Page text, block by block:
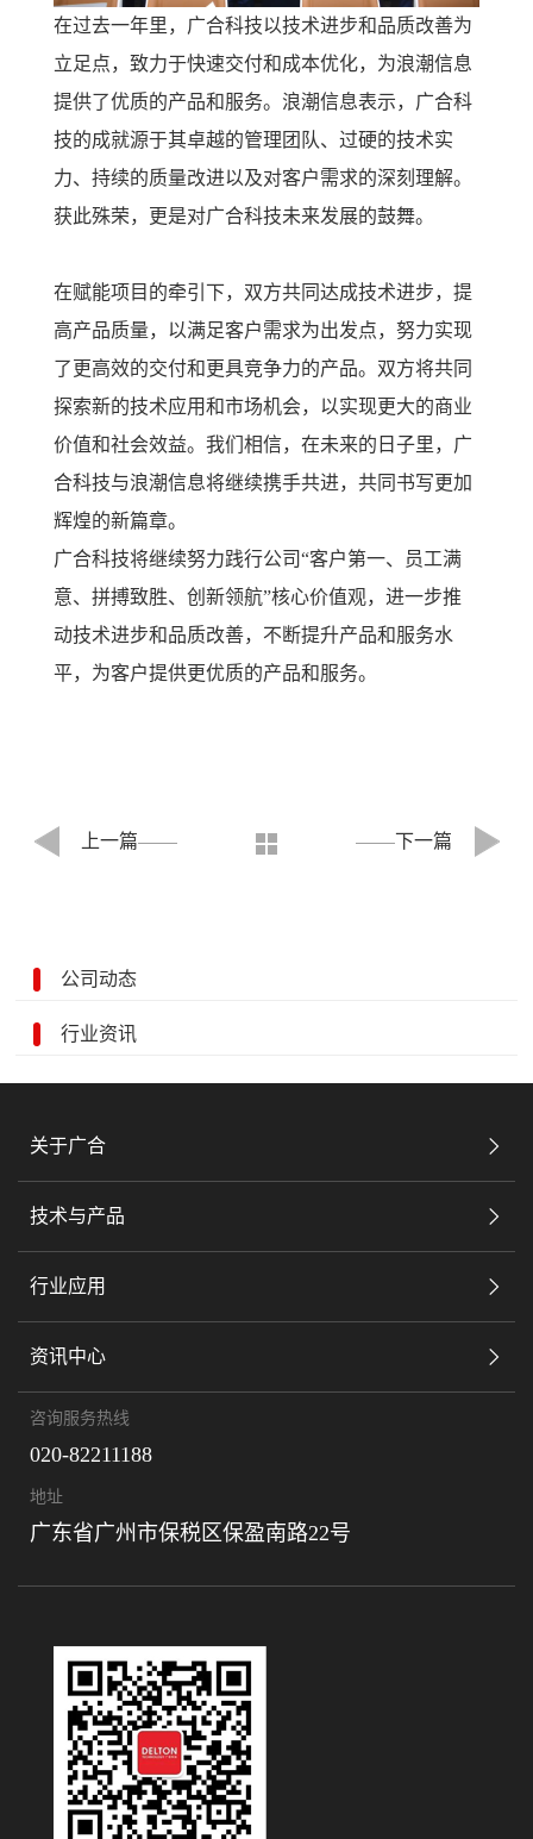
在过去一年里，广合科技以技术进步和品质改善为
立足点，致力于快速交付和成本优化，为浪潮信息
提供了优质的产品和服务。浪潮信息表示，广合科
技的成就源于其卓越的管理团队、过硬的技术实
力、持续的质量改进以及对客户需求的深刻理解。
获此殊荣，更是对广合科技未来发展的鼓舞。
在赋能项目的牵引下，双方共同达成技术进步，提
高产品质量，以满足客户需求为出发点，努力实现
了更高效的交付和更具竞争力的产品。双方将共同
探索新的技术应用和市场机会，以实现更大的商业
价值和社会效益。我们相信，在未来的日子里，广
合科技与浪潮信息将继续携手共进，共同书写更加
辉煌的新篇章。
广合科技将继续努力践行公司“客户第一、员工满
意、拼搏致胜、创新领航”核心价值观，进一步推
动技术进步和品质改善，不断提升产品和服务水
平，为客户提供更优质的产品和服务。
上一篇 下一篇
公司动态
行业资讯
关于广合
技术与产品
行业应用
资讯中心
咨询服务热线
020-82211188
地址
广东省广州市保税区保盈南路22号